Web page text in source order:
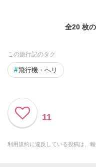
全20 枚
この旅行記のタグ
#飛行機・ヘリ
11
利用規約に違反している投稿は、報